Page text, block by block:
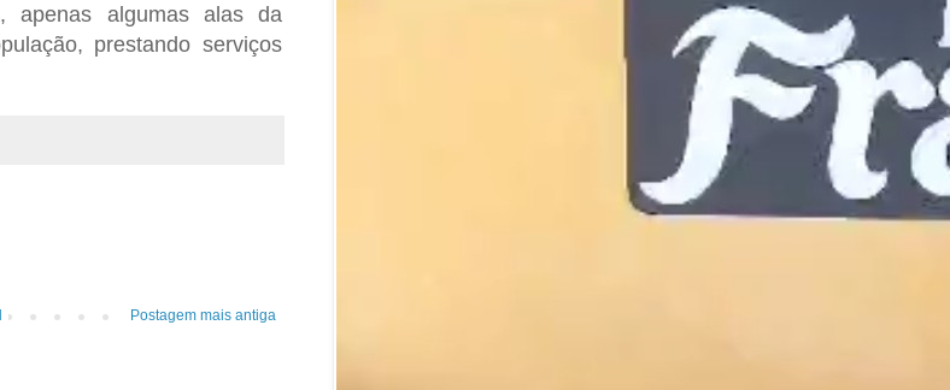
apenas algumas alas da
prestando serviços
Postagem mais antiga